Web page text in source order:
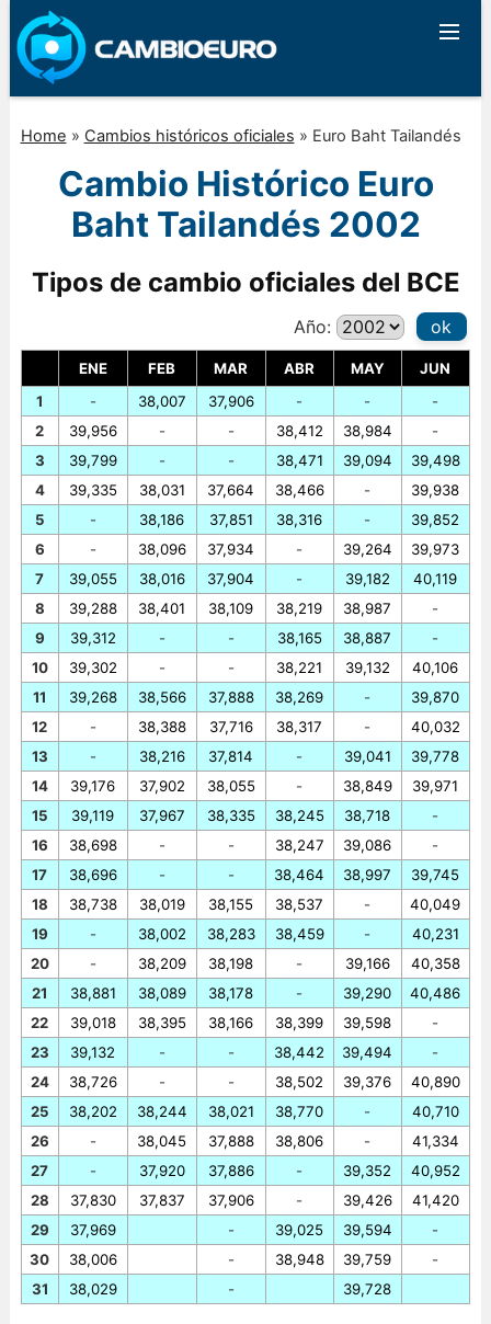
Home » Cambios históricos oficiales » Euro Baht Tailandés
Cambio Histórico Euro
Baht Tailandés 2002
Tipos de cambio oficiales del BCE
Año: ok
ENE FEB MAR ABR MAY
JUN
1
2
3
4
5
6
7
8
9
10
11
12
13
14
15
16
17
18
19
20
21
22
23
24
25
26
27
28
29
30
31
-
39,956
39,799
39,335
-
-
39,055
39,288
39,312
39,302
39,268
-
-
39,176
39,119
38,698
38,696
38,738
-
-
38,881
39,018
39,132
38,726
38,202
-
-
37,830
37,969
38,006
38,029
38,007
-
-
38,031
38,186
38,096
38,016
38,401
-
-
38,566
38,388
38,216
37,902
37,967
-
-
38,019
38,002
38,209
38,089
38,395
-
-
38,244
38,045
37,920
37,837
37,906
-
-
37,664
37,851
37,934
37,904
38,109
-
-
37,888
37,716
37,814
38,055
38,335
-
-
38,155
38,283
38,198
38,178
38,166
-
-
38,021
37,888
37,886
37,906
-
-
-
-
38,412
38,471
38,466
38,316
-
-
38,219
38,165
38,221
38,269
38,317
-
-
38,245
38,247
38,464
38,537
38,459
-
-
38,399
38,442
38,502
38,770
38,806
-
-
39,025
38,948
-
38,984
39,094
-
-
39,264
39,182
38,987
38,887
39,132
-
-
39,041
38,849
38,718
39,086
38,997
-
-
39,166
39,290
39,598
39,494
39,376
-
-
39,352
39,426
39,594
39,759
39,728
-
-
39,498
39,938
39,852
39,973
40,119
-
-
40,106
39,870
40,032
39,778
39,971
-
-
39,745
40,049
40,231
40,358
40,486
-
-
40,890
40,710
41,334
40,952
41,420
-
-